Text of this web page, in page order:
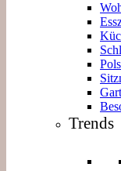
Trends